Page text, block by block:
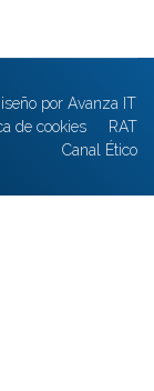
por Avanza IT
de cookies
RAT
Canal Ético